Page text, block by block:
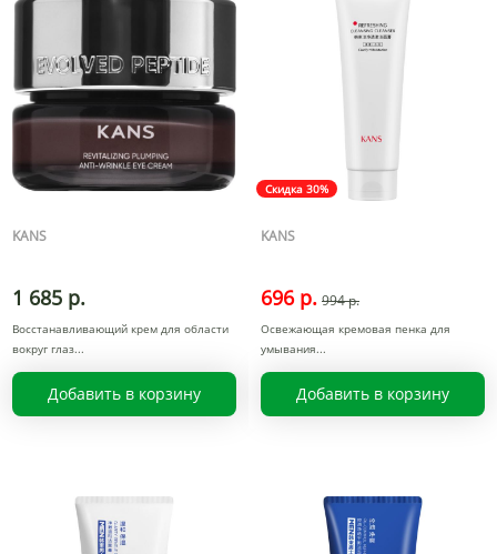
KANS
1 685 р.
Восстанавливающий крем для области
вокруг глаз
Добавить в корзину
Скидка 30%
KANS
696 р. 994 р.
Освежающая кремовая пенка для
умывания
Добавить в корзину